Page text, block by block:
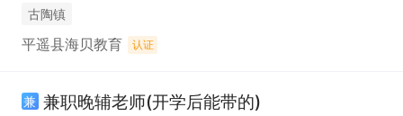
古陶镇
平遥县海贝教育 认证
兼 兼职晚辅老师(开学后能带的)